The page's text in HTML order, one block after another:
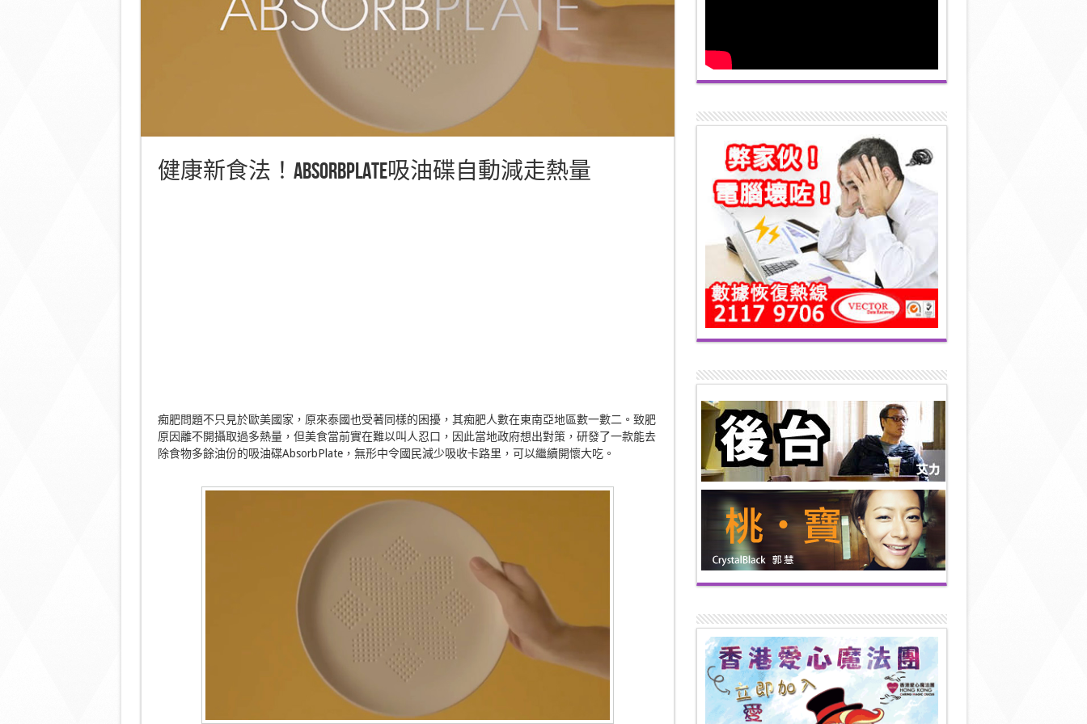
健康新食法！AbsorbPlate吸油碟自動減走熱量
痴肥問題不只見於歐美國家，原來泰國也受著同樣的困擾，其痴肥人數在東南亞地區數一數二。致肥
原因離不開攝取過多熱量，但美食當前實在難以叫人忍口，因此當地政府想出對策，研發了一款能去
除食物多餘油份的吸油碟AbsorbPlate，無形中令國民減少吸收卡路里，可以繼續開懷大吃。